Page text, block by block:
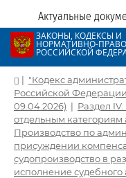
Актуальные
ЗАКОНЫ, КОДЕКСЫ И
НОРМАТИВНО-
РОССИЙСКОЙ
| "Кодекс
Российской
09.04.2026) | Раздел
отдельным
Производство по
присуждении
судопроизводство в
исполнение судебного